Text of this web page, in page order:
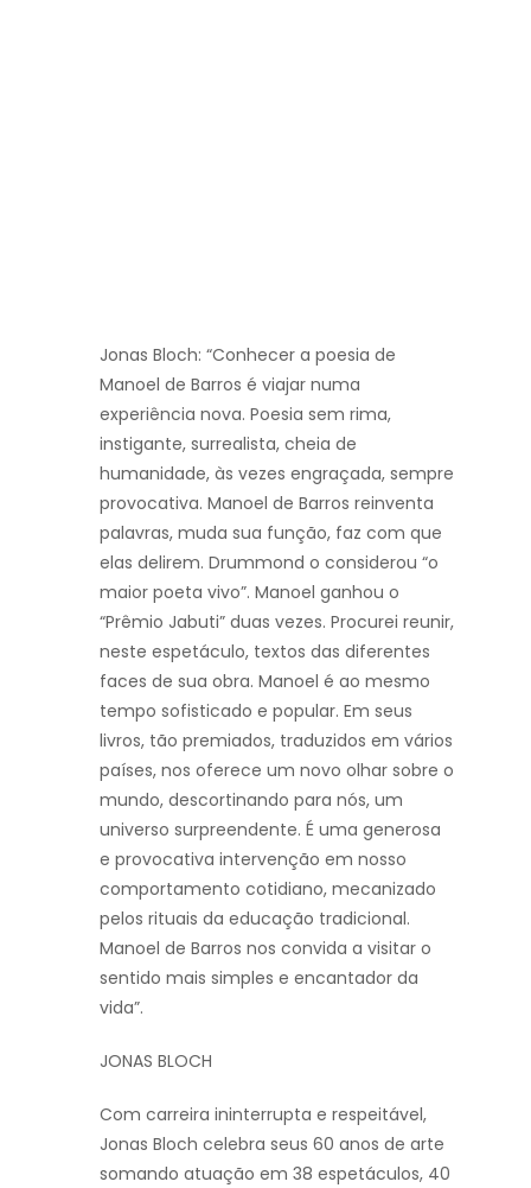
Jonas Bloch: “Conhecer a poesia de
Manoel de Barros é viajar numa
experiência nova. Poesia sem rima,
instigante, surrealista, cheia de
humanidade, às vezes engraçada, sempre
provocativa. Manoel de Barros reinventa
palavras, muda sua função, faz com que
elas delirem. Drummond o considerou “o
maior poeta vivo”. Manoel ganhou o
“Prêmio Jabuti” duas vezes. Procurei reunir,
neste espetáculo, textos das diferentes
faces de sua obra. Manoel é ao mesmo
tempo sofisticado e popular. Em seus
livros, tão premiados, traduzidos em vários
países, nos oferece um novo olhar sobre o
mundo, descortinando para nós, um
universo surpreendente. É uma generosa
e provocativa intervenção em nosso
comportamento cotidiano, mecanizado
pelos rituais da educação tradicional.
Manoel de Barros nos convida a visitar o
sentido mais simples e encantador da
vida”.
JONAS BLOCH
Com carreira ininterrupta e respeitável,
Jonas Bloch celebra seus 60 anos de arte
somando atuação em 38 espetáculos, 40